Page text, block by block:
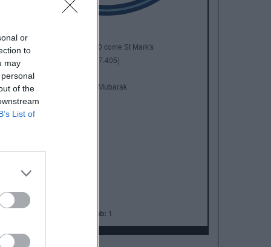
or
to
may
of the
List of
Anno di Fondazione: 1880 come St Mark's
Stadio: Etihad Stadium (47.405)
Città:Manchester
Presidente: Khaldoon Al Mubarak
Manager:
ALBO D'ORO
FA Community Shield:
Supercoppa Europea:
Coppa del Mondo per Club: 1